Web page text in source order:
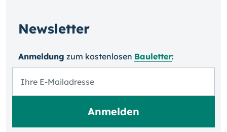
Newsletter
Anmeldung zum kosten­losen Bauletter: